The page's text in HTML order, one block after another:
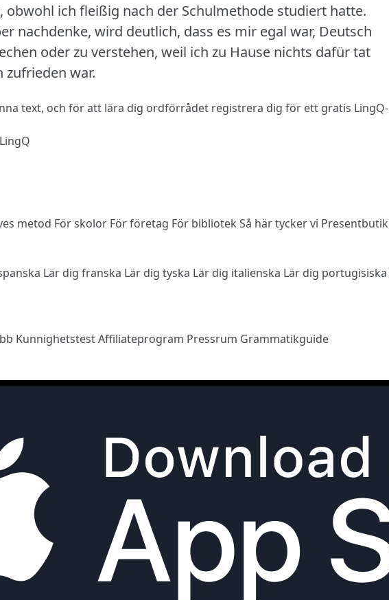
obwohl ich fleißig nach der Schulmethode studiert hatte.
nachdenke, wird deutlich, dass es mir egal war, Deutsch
oder zu verstehen, weil ich zu Hause nichts dafür tat
war.
text, och för att lära dig ordförrådet registrera dig för ett gratis LingQ-
metod För skolor För företag För bibliotek Så här tycker vi Presentbutik
Lär dig franska Lär dig tyska Lär dig italienska Lär dig portugisiska
KunnighetstestAffiliateprogram Pressrum Grammatikguide